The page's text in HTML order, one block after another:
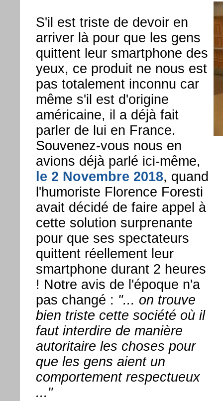
S'il est triste de devoir en
arriver là pour que les gens
quittent leur smartphone des
yeux, ce produit ne nous est
pas totalement inconnu car
même s'il est d'origine
américaine, il a déjà fait
parler de lui en France.
Souvenez-vous nous en
avions déjà parlé ici-même,
le 2 Novembre 2018, quand
l'humoriste Florence Foresti
avait décidé de faire appel à
cette solution surprenante
pour que ses spectateurs
quittent réellement leur
smartphone durant 2 heures
! Notre avis de l'époque n'a
pas changé : "... on trouve
bien triste cette société où il
faut interdire de manière
autoritaire les choses pour
que les gens aient un
comportement respectueux
..."